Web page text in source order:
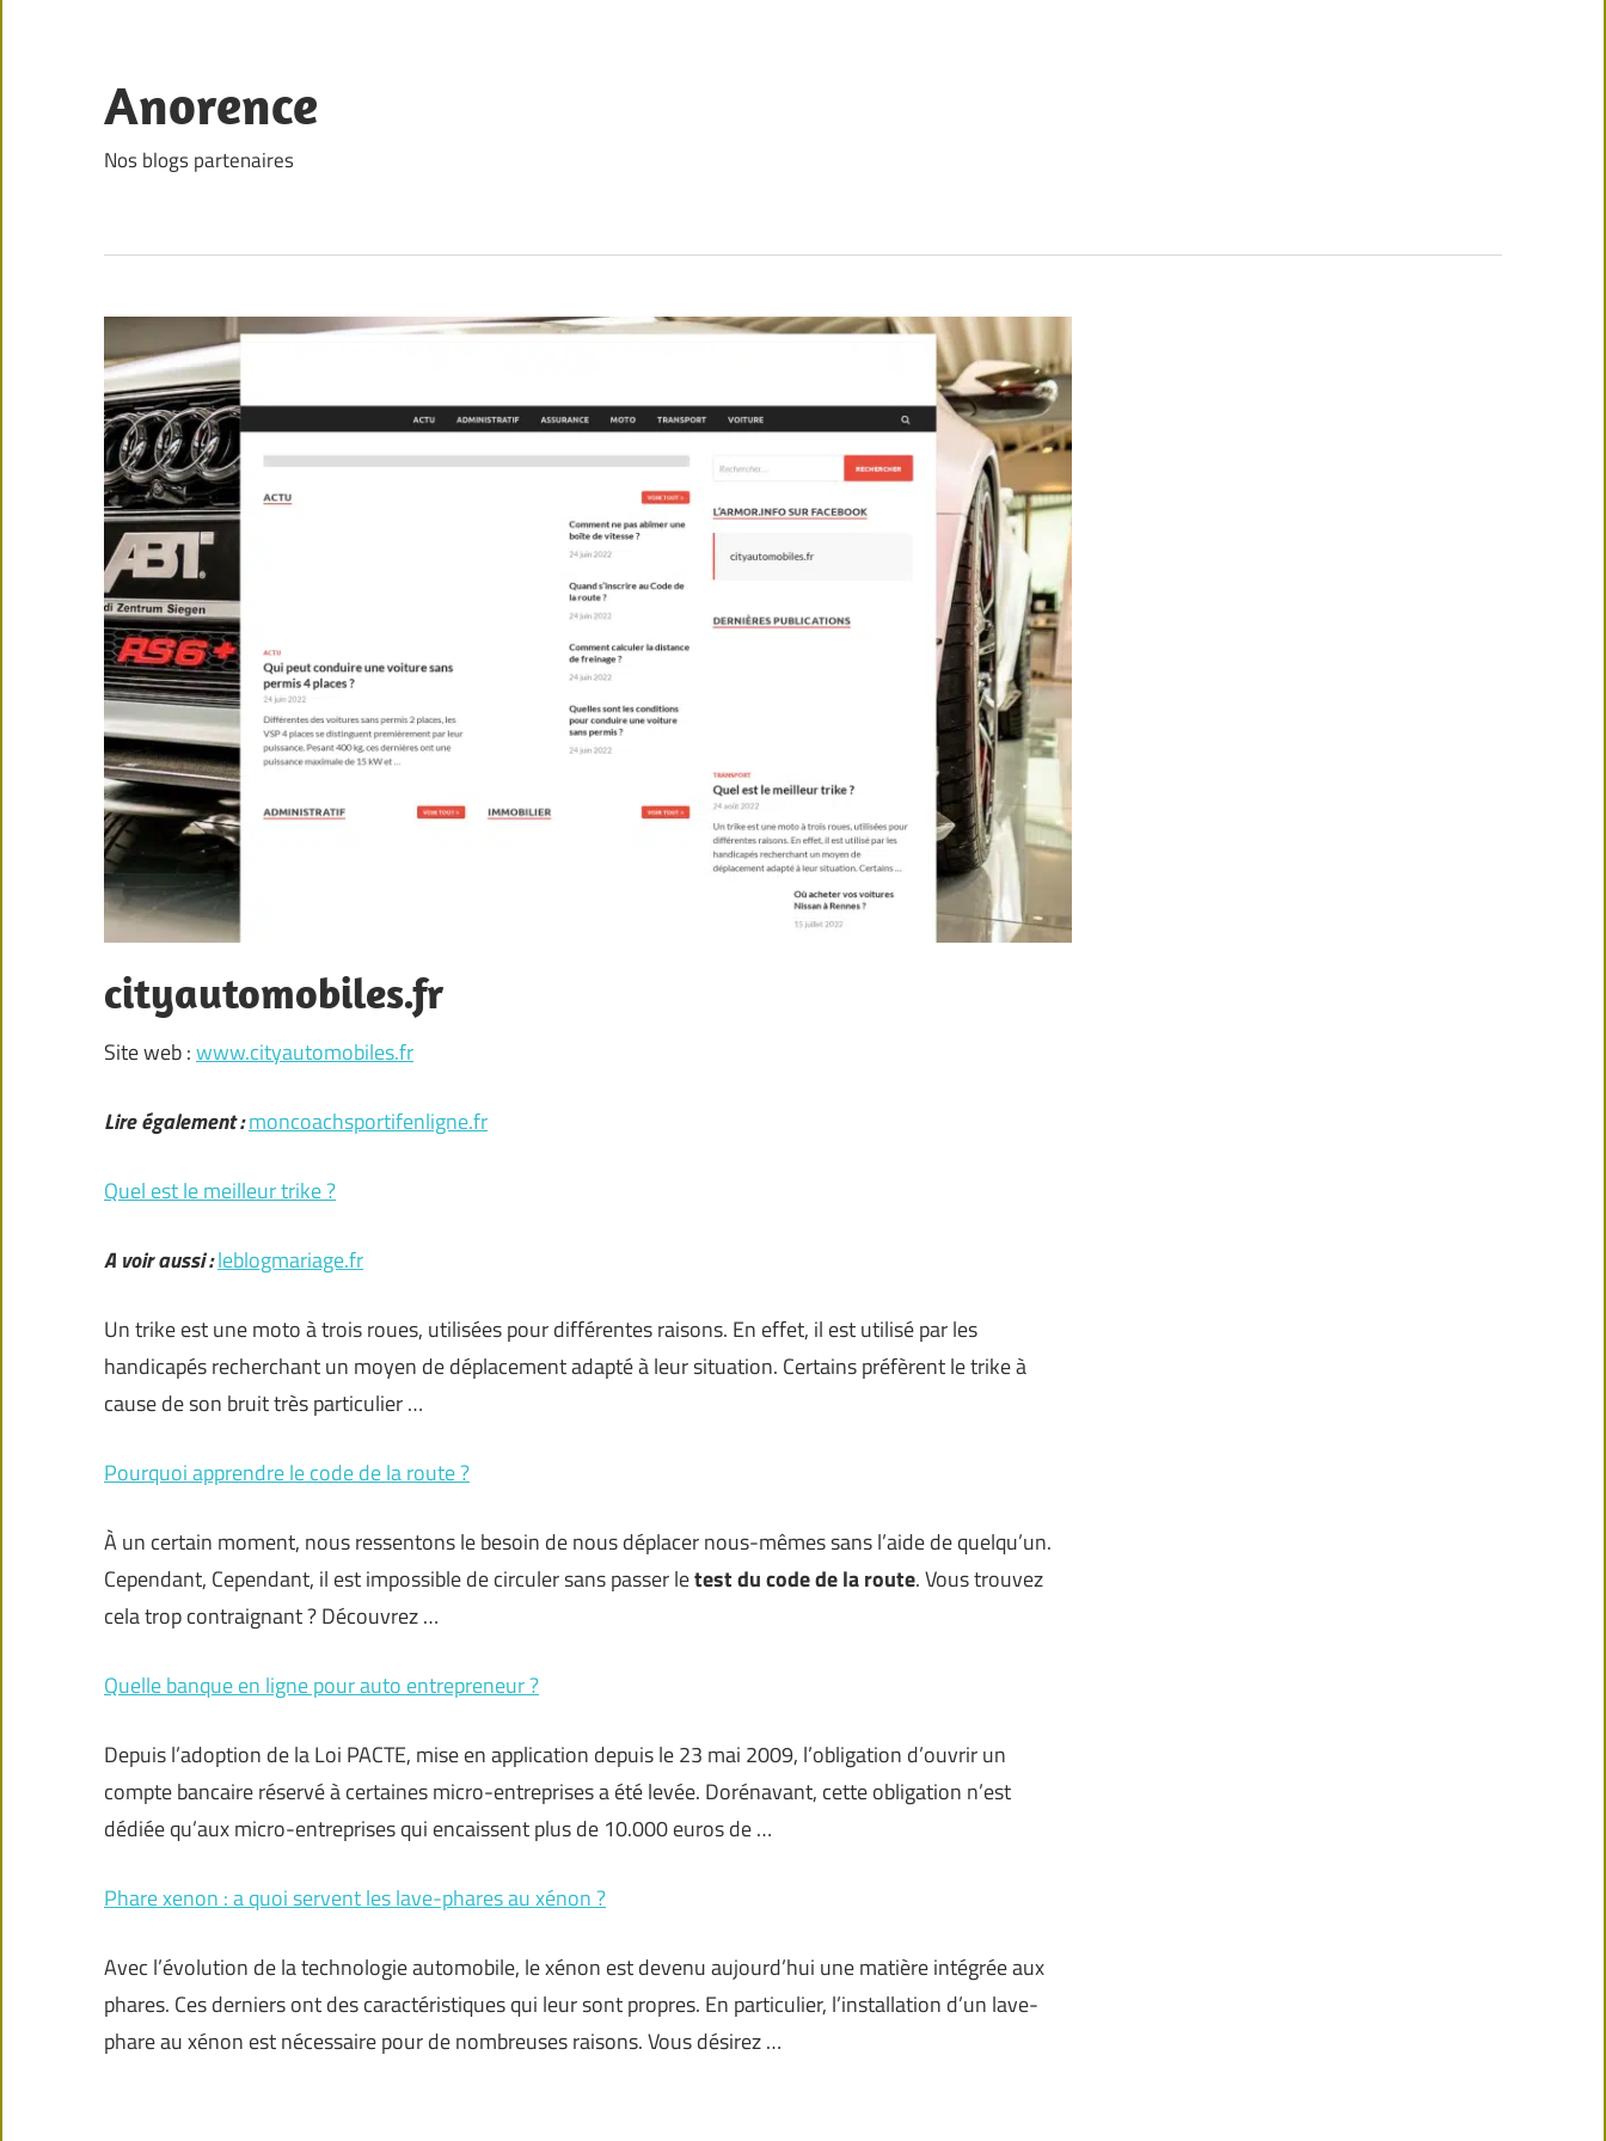
content
Anorence
Nos blogs partenaires
cityautomobiles.fr
Site web :www.cityautomobiles.fr
Lire également :moncoachsportifenligne.fr
Quel est le meilleur trike ?
A voir aussi :leblogmariage.fr
Un trike est une moto à trois roues, utilisées pour différentes raisons. En effet, il est utilisé par les
handicapés recherchant un moyen de déplacement adapté à leur situation. Certains préfèrent le trike à
cause de son bruit très particulier …
Pourquoi apprendre le code de la route ?
À un certain moment, nous ressentons le besoin de nous déplacer nous-mêmes sans l’aide de quelqu’un.
Cependant, Cependant, il est impossible de circuler sans passer letest du code de la route. Vous trouvez
cela trop contraignant ? Découvrez …
Quelle banque en ligne pour auto entrepreneur ?
Depuis l’adoption de la Loi PACTE, mise en application depuis le 23 mai 2009, l’obligation d’ouvrir un
compte bancaire réservé à certaines micro-entreprises a été levée. Dorénavant, cette obligation n’est
dédiée qu’aux micro-entreprises qui encaissent plus de 10.000 euros de …
Phare xenon : a quoi servent les lave-phares au xénon ?
Avec l’évolution de la technologie automobile, le xénon est devenu aujourd’hui une matière intégrée aux
phares. Ces derniers ont des caractéristiques qui leur sont propres. En particulier, l’installation d’un lave-
phare au xénon est nécessaire pour de nombreuses raisons. Vous désirez …